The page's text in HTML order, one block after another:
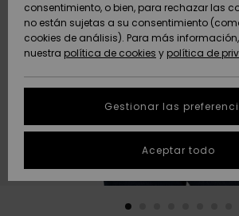
Novedades
Destacados
Novedades
Destacados
Comunidad
AYUDA &
CONTACTO
Protección de
datos
personales
Inicia una
conversación
la respuesta
SOSTENIBILIDAD
consentimiento, o bien, para rechazar las
no están sujetas a su consentimiento
cookies de análisis). Para más
nuestra política de cookies y política de
Gestionar las
Aceptar todo